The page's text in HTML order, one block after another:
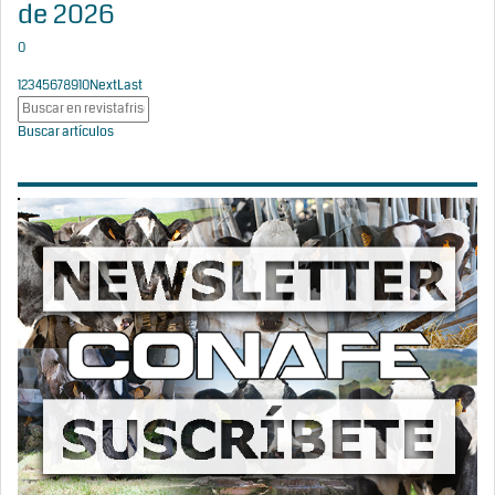
de 2026
0
12345678910NextLast
Buscar artículos